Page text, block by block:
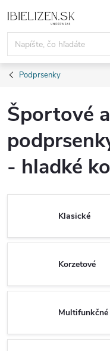
na
obsah
Podprsenky
Športové
- hladké
Klasické
Korzetové
Multifunkčné